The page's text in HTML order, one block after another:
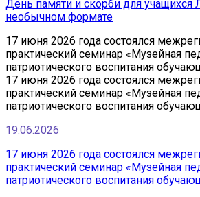
День памяти и скорби для
необычном формате
17 июня 2026 года состоялся
практический семинар «Музейная
патриотического воспитания
17 июня 2026 года состоялся
практический семинар «Музейная
патриотического воспитания
19.06.2026
17 июня 2026 года состоялся
практический семинар «Музейная
патриотического воспитания